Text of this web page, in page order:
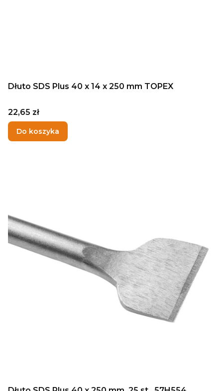
Dłuto SDS Plus 40 x 14 x 250 mm TOPEX
Cena
22,65 zł
Do koszyka